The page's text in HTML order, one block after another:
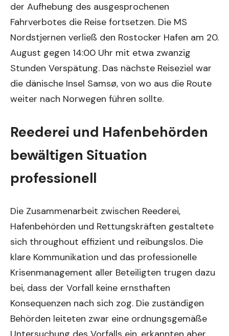
der Aufhebung des ausgesprochenen
Fahrverbotes die Reise fortsetzen. Die MS
Nordstjernen verließ den Rostocker Hafen am 20.
August gegen 14:00 Uhr mit etwa zwanzig
Stunden Verspätung. Das nächste Reiseziel war
die dänische Insel Samsø, von wo aus die Route
weiter nach Norwegen führen sollte.
Reederei und Hafenbehörden
bewältigen Situation
professionell
Die Zusammenarbeit zwischen Reederei,
Hafenbehörden und Rettungskräften gestaltete
sich throughout effizient und reibungslos. Die
klare Kommunikation und das professionelle
Krisenmanagement aller Beteiligten trugen dazu
bei, dass der Vorfall keine ernsthaften
Konsequenzen nach sich zog. Die zuständigen
Behörden leiteten zwar eine ordnungsgemäße